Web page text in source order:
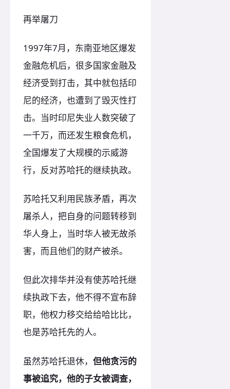
再举屠刀
1997年7月，东南亚地区爆发
金融危机后，很多国家金融及
经济受到打击，其中就包括印
尼的经济，也遭到了毁灭性打
击。当时印尼失业人数突破了
一千万，而还发生粮食危机，
全国爆发了大规模的示威游
行，反对苏哈托的继续执政。
苏哈托又利用民族矛盾，再次
屠杀人，把自身的问题转移到
华人身上，当时华人被无故杀
害，而且他们的财产被杀。
但此次排华并没有使苏哈托继
续执政下去，他不得不宣布辞
职，他权力移交给给哈比比，
也是苏哈托先的人。
虽然苏哈托退休， 但他贪污的
事被追究，他的子女被调查，